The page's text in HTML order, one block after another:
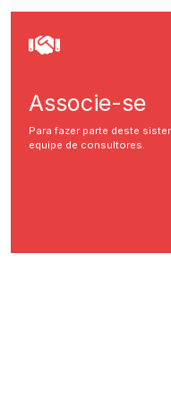
Associe-se
Para fazer parte deste
equipe de consultores.